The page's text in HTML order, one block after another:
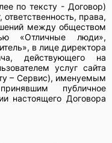
по тексту - Договор)
права,
между обществом
«Отличные люди»,
в лице директора
действующего на
услуг сайта
– Сервис), именуемым
публичное
настоящего Договора
фото помогут мастеру